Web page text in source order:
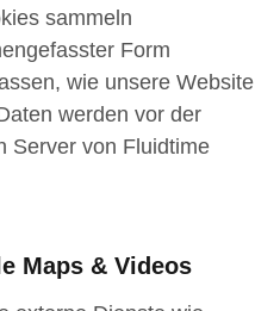
sammeln
Form
wie unsere Website
werden vor der
Server von Fluidtime
Maps & Videos